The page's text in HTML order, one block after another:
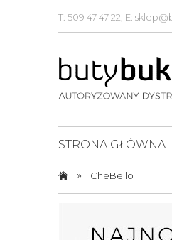
T: 509 47 47 22, E:
STRONA GŁÓWNA
» CheBello